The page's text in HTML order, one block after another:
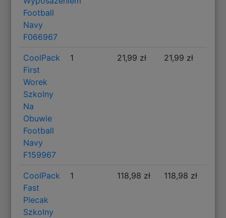
Football
Navy
F066967
CoolPack
First
Worek
Szkolny
Na
Obuwie
Football
Navy
F159967
1 21,99 zł 21,99 zł
CoolPack
Fast
Plecak
Szkolny
1 118,98 zł 118,98 zł